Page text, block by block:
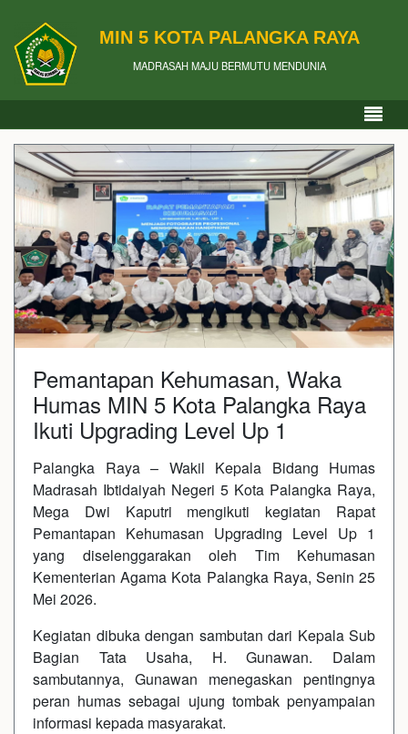
MIN 5 KOTA PALANGKA RAYA
MADRASAH MAJU BERMUTU MENDUNIA
Pemantapan Kehumasan, Waka
Humas MIN 5 Kota Palangka Raya
Ikuti Upgrading Level Up 1
Palangka Raya – Wakil Kepala Bidang Humas
Madrasah Ibtidaiyah Negeri 5 Kota Palangka Raya,
Mega Dwi Kaputri mengikuti kegiatan Rapat
Pemantapan Kehumasan Upgrading Level Up 1
yang diselenggarakan oleh Tim Kehumasan
Kementerian Agama Kota Palangka Raya, Senin 25
Mei 2026.
Kegiatan dibuka dengan sambutan dari Kepala Sub
Bagian Tata Usaha, H. Gunawan. Dalam
sambutannya, Gunawan menegaskan pentingnya
peran humas sebagai ujung tombak penyampaian
informasi kepada masyarakat.